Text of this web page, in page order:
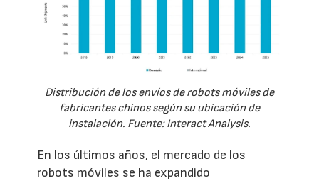
Distribución de los envíos de robots móviles de
fabricantes chinos según su ubicación de
instalación. Fuente: Interact Analysis.
En los últimos años, el mercado de los
robots móviles se ha expandido